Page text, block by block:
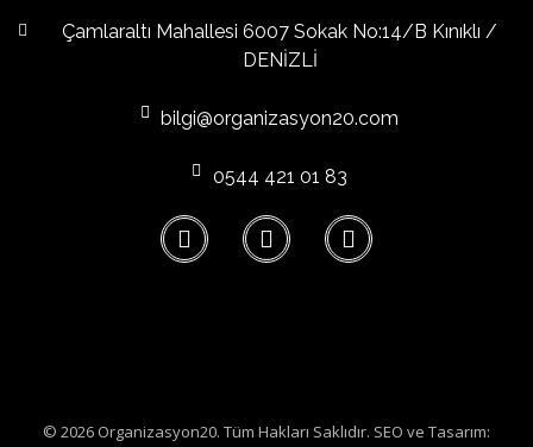
Çamlaraltı Mahallesi 6007 Sokak No:14/B Kınıklı /
DENİZLİ
bilgi@organizasyon20.com
0544 421 01 83
© 2026 Organizasyon20. Tüm Hakları Saklıdır. SEO ve Tasarım: